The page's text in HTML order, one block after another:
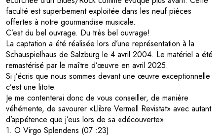
faculté est superbement exploitée dans les neuf pièces
offertes à notre gourmandise musicale.
C’est du bel ouvrage. Du très bel ouvrage!
La captation a été réalisée lors d’une représentation à la
Schauspielhaus de Salzburg le 4 avril 2004. Le matériel a été
remastérisé par le maître d’œuvre en avril 2025.
Si j’écris que nous sommes devant une œuvre exceptionnelle
c’est une litote.
Je me contenterai donc de vous conseiller, de manière
véhémente, de savourer «Llibre Vermell Revistat» avec autant
d’appétence que j’eus lors de sa «découverte».
1. O Virgo Splendens (07 :23)